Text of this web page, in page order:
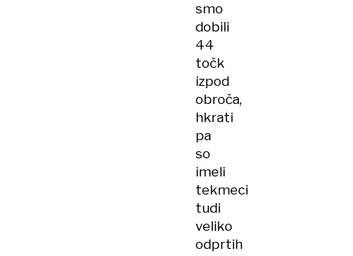
smo
dobili
44
točk
izpod
obroča,
hkrati
pa
so
imeli
tekmeci
tudi
veliko
odprtih